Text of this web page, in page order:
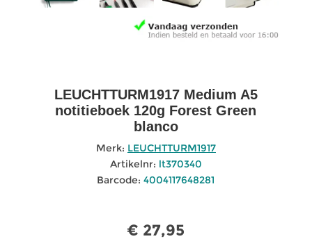
LEUCHTTURM1917 Medium A5
notitieboek 120g Forest Green
blanco
Merk: LEUCHTTURM1917
Artikelnr: lt370340
Barcode: 4004117648281
€ 27,95